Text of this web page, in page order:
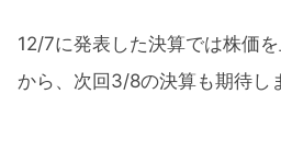
12/7に発表した決算では株価
から、次回3/8の決算も期待し